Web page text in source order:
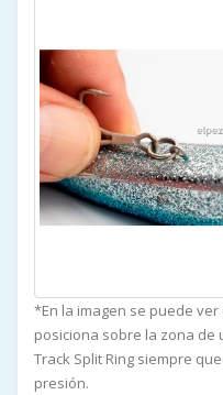
*En la imagen se puede
posiciona sobre la zona de
Track Split Ring siempre
presión.